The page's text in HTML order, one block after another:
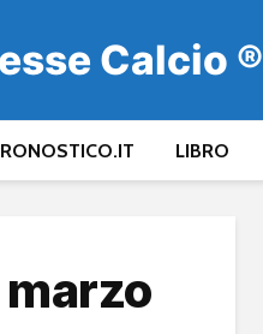
Calcio ®
LIBRO
marzo